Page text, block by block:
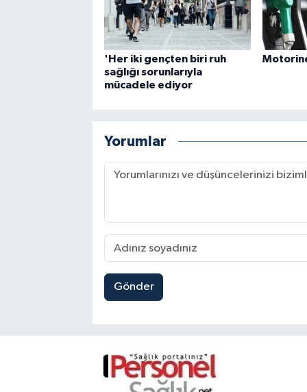
'Her iki gençten biri ruh
sağlığı sorunlarıyla
mücadele ediyor
Yorumlar
Gönder